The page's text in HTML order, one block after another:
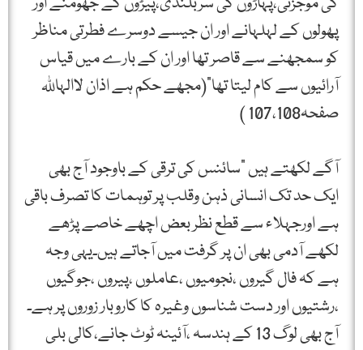
پھولوں کے لہلہانے اور ان جیسے دوسرے فطرتی مناظر
کو سمجھنے سے قاصر تھا اور ان کے بارے میں قیاس
آرائیوں سے کام لیتا تھا”(مجھے حکم ہے اذان لاالہاللہ
صفحہ107،108 )
آگے لکھتے ہیں "سائنس کی ترقی کے باوجود آج بھی
ایک حد تک انسانی ذہن وقلب پر توہمات کا تصرف باقی
ہے اورجہلاء سے قطع نظر بعض اچھے خاصے پڑھے
لکھے آدمی بھی ان پر گرفت میں آجاتے ہیں۔یہی وجہ
ہے کہ فال گیروں ،نجومیوں ،عاملوں ،پیروں ،جوگیوں
،رشتیوں اور دست شناسوں وغیرہ کا کاروبار زوروں پر ہے۔
آج بھی لوگ 13 کے ہندسہ ،آئینہ ٹوٹ جانے،کالی بلی